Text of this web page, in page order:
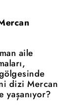
aile
dizi Mercan
yaşanıyor?